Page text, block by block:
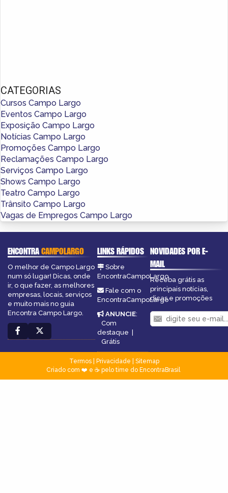
CATEGORIAS
Cursos Campo Largo
Eventos Campo Largo
Exposição Campo Largo
Notícias Campo Largo
Promoções Campo Largo
Reclamações Campo Largo
Serviços Campo Largo
Shows Campo Largo
Teatro Campo Largo
Trânsito Campo Largo
Vagas de Empregos Campo Largo
ENCONTRACAMPOLARGO
O melhor de Campo Largo
num só lugar! Dicas, onde
ir, o que fazer, as melhores
empresas, locais, serviços
e muito mais no guia
Encontra Campo Largo.
LINKS RÁPIDOS
Sobre
EncontraCampoLargo
Fale com o
EncontraCampoLargo
ANUNCIE:
Com
destaque
Grátis
NOVIDADES POR E-
MAIL
Receba grátis as
principais notícias,
dicas e promoções
Termos| Privacidade
Sitemap
Criado com ❤️ e ☕ pelo time do EncontraBrasil